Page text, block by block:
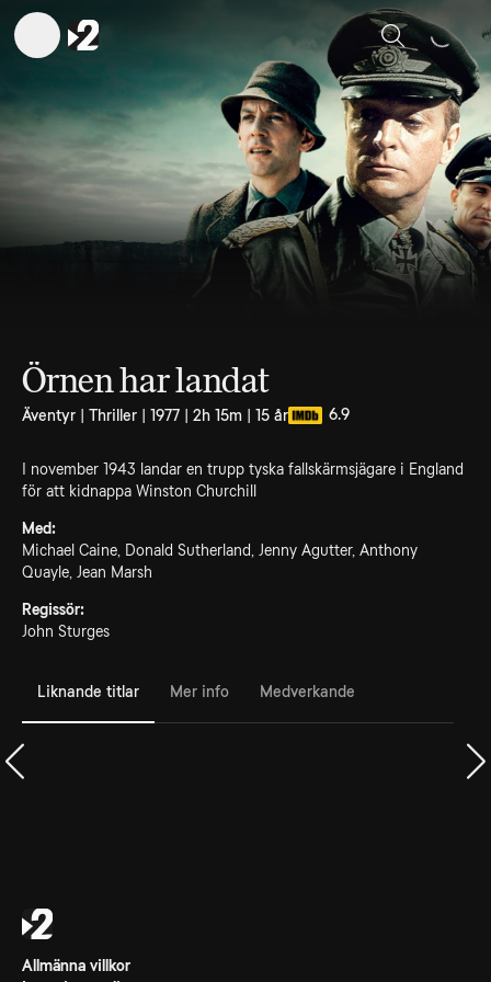
Sök
Örnen har landat
Äventyr | Thriller | 1977 | 2h 15m | 15 år 6.9
I november 1943 landar en trupp tyska fallskärmsjägare i England
för att kidnappa Winston Churchill
Med:
Michael Caine, Donald Sutherland, Jenny Agutter, Anthony
Quayle, Jean Marsh
Regissör:
John Sturges
Liknande titlar Mer info Medverkande
Allmänna villkor